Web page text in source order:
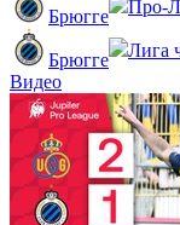
Брюгге Про-
Брюгге Лига
Видео